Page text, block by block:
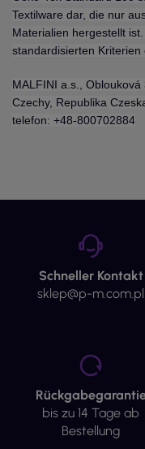
Textilware dar, die nur
Materialien hergestellt
standardisierten Kriterien
MALFINI a.s.,
Czechy, Republika
telefon: +48-800702884
Schneller Kontakt
sklep@p-m.com.pl
bis zu 14 Tage ab
Bestellung